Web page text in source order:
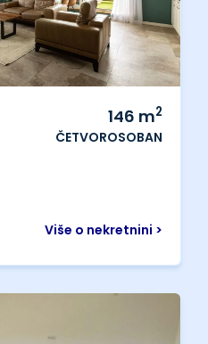
146 m2
ČETVOROSOBAN
Više o nekretnini >